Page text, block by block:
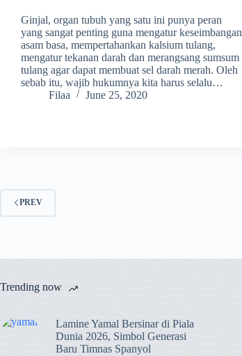
Ginjal, organ tubuh yang satu ini punya peran
yang sangat penting guna mengatur keseimbangan
asam basa, mempertahankan kalsium tulang,
mengatur tekanan darah dan merangsang sumsum
tulang agar dapat membuat sel darah merah. Oleh
sebab itu, wajib hukumnya kita harus selalu…
Filaa
June 25, 2020
PREV
Trending now
Lamine Yamal Bersinar di Piala
Dunia 2026, Simbol Generasi
Baru Timnas Spanyol